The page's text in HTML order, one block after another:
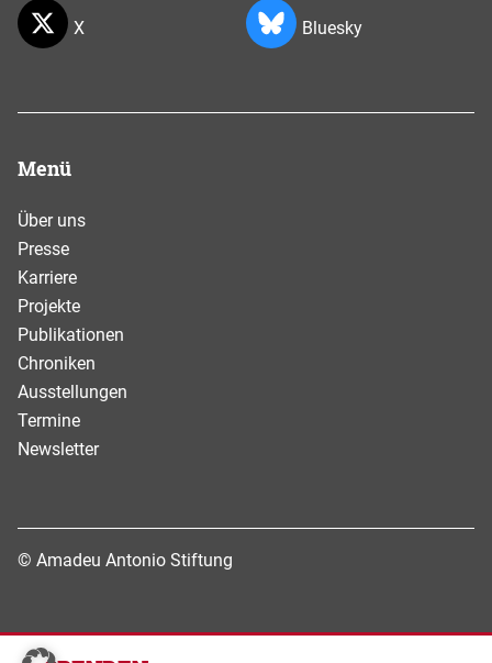
X Bluesky
Menü
Über uns
Presse
Karriere
Projekte
Publikationen
Chroniken
Ausstellungen
Termine
Newsletter
© Amadeu Antonio Stiftung
Datenschutz